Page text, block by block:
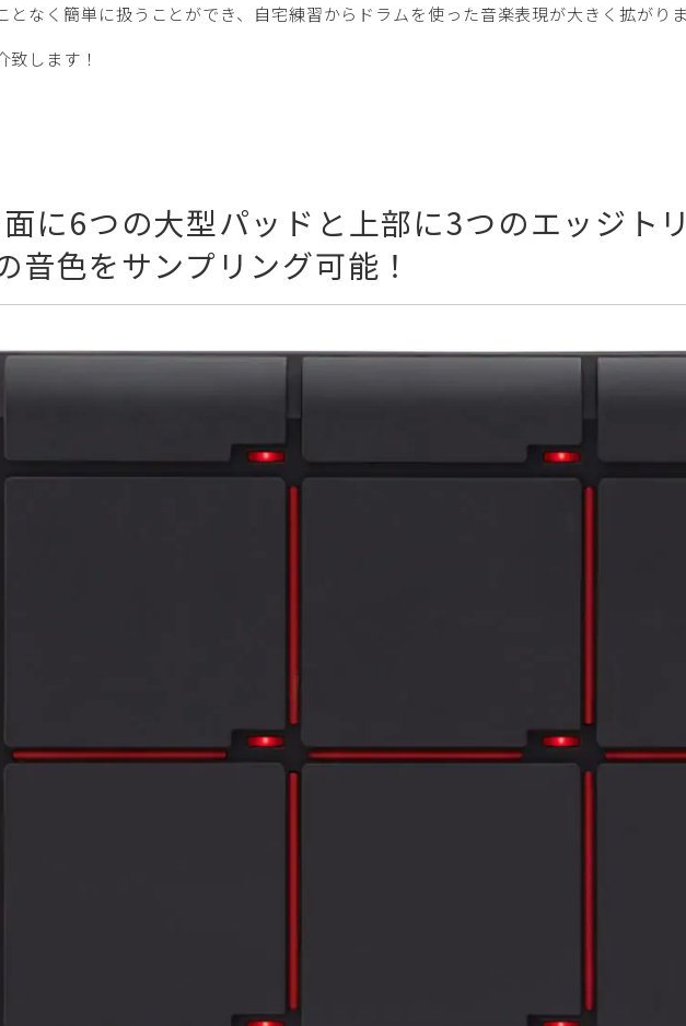
となく簡単に扱うことができ、自宅練習からドラムを使った音楽表現が大きく拡がり
致します！
に6つの大型パッドと上部に3つのエッジト
音色をサンプリング可能！